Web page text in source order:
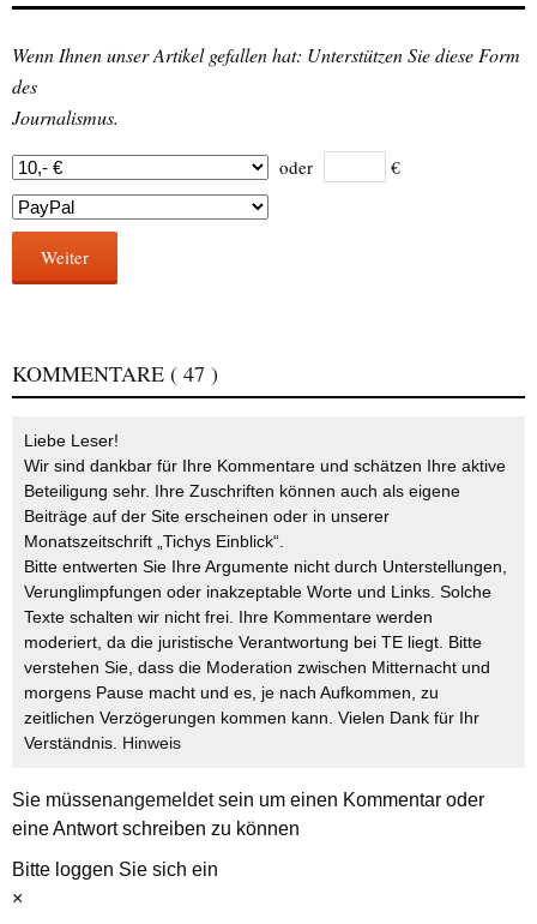
Wenn Ihnen unser Artikel gefallen hat: Unterstützen Sie diese Form
des
Journalismus.
oder €
Weiter
KOMMENTARE ( 47 )
Liebe Leser!
Wir sind dankbar für Ihre Kommentare und schätzen Ihre aktive
Beteiligung sehr. Ihre Zuschriften können auch als eigene
Beiträge auf der Site erscheinen oder in unserer
Monatszeitschrift „Tichys Einblick“.
Bitte entwerten Sie Ihre Argumente nicht durch Unterstellungen,
Verunglimpfungen oder inakzeptable Worte und Links. Solche
Texte schalten wir nicht frei. Ihre Kommentare werden
moderiert, da die juristische Verantwortung bei TE liegt. Bitte
verstehen Sie, dass die Moderation zwischen Mitternacht und
morgens Pause macht und es, je nach Aufkommen, zu
zeitlichen Verzögerungen kommen kann. Vielen Dank für Ihr
Verständnis. Hinweis
Sie müssenangemeldetsein um einen Kommentar oder
eine Antwort schreiben zu können
Bitte loggen Sie sich ein
×